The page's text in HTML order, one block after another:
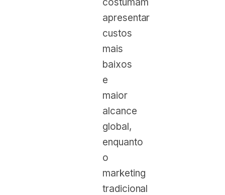
apresentar
custos
mais
baixos
e
maior
alcance
global,
enquanto
o
marketing
tradicional